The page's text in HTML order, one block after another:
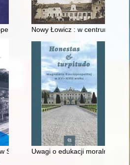
z rodu Ślązaka
Nowy Łowicz : w centrum
Sopocie : prestiż finansowy i
Uwagi o edukacji moralnej